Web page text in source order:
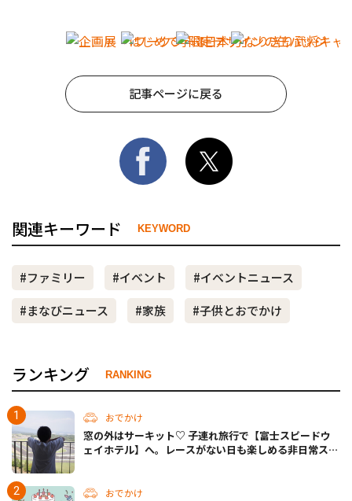
記事ページに戻る
関連キーワード KEYWORD
#ファミリー #イベント
#イベントニュース
#まなびニュース
#家族 #子供とおでかけ
ランキング RANKING
おでかけ
窓の外はサーキット♡ 子連れ旅行で【富士スピードウ
ェイホテル】へ。レースがない日も楽しめる非日常ステ
おでかけ